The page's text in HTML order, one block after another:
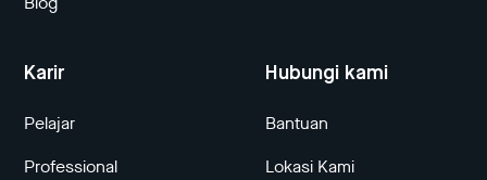
Karir
Pelajar
Professional
Hubungi kami
Bantuan
Lokasi Kami